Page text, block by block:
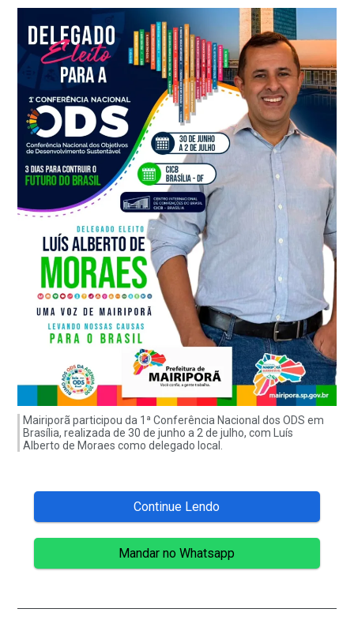
Mairiporã participou da 1ª Conferência Nacional dos ODS em
Brasília, realizada de 30 de junho a 2 de julho, com Luís
Alberto de Moraes como delegado local.
Continue Lendo
Mandar no Whatsapp